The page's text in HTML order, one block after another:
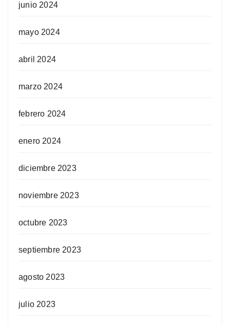
junio 2024
mayo 2024
abril 2024
marzo 2024
febrero 2024
enero 2024
diciembre 2023
noviembre 2023
octubre 2023
septiembre 2023
agosto 2023
julio 2023